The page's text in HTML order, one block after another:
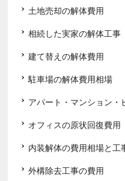
土地売却の解体費用
相続した実家の解体工事
建て替えの解体費用
駐車場の解体費用相場
アパート・マンション・
オフィスの原状回復費用
内装解体の費用相場と工
外構除去工事の費用